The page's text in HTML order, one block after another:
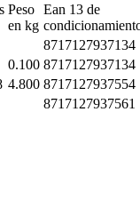
Peso
en kg
Ean 13 de
8717127937134
0.100 8717127937134
4.800 8717127937554
8717127937561